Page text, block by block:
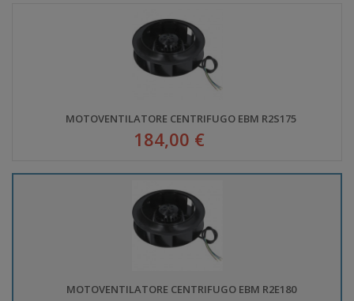
MOTOVENTILATORE CENTRIFUGO EBM R2S175
184,00 €
MOTOVENTILATORE CENTRIFUGO EBM R2E180